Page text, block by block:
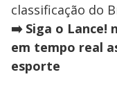
classificação do
➡️ Siga o Lance!
em tempo real
esporte